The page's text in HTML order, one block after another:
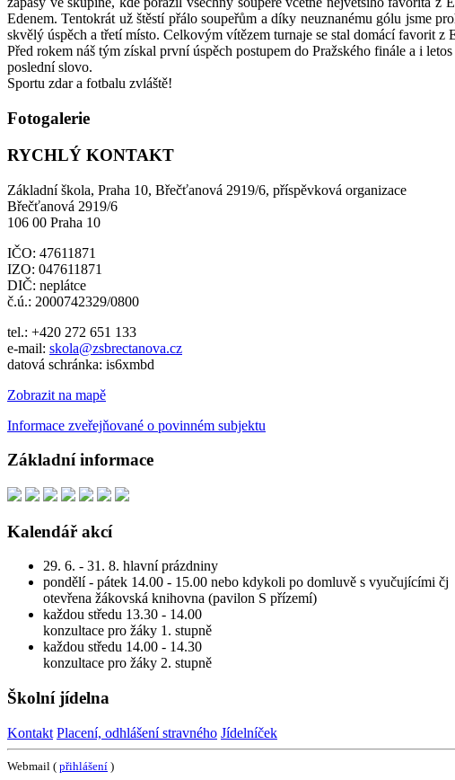
Edenem. Tentokrát už štěstí přálo soupeřům a díky neuznanému gólu jsme
skvělý úspěch a třetí místo. Celkovým vítězem turnaje se stal domácí favorit z
Před rokem náš tým získal první úspěch postupem do Pražského finále a i
poslední slovo.
Sportu zdar a fotbalu zvláště!
Fotogalerie
RYCHLÝ KONTAKT
Základní škola, Praha 10, Břečťanová 2919/6, příspěvková organizace
Břečťanová 2919/6
106 00 Praha 10
IČO: 47611871
IZO: 047611871
DIČ: neplátce
č.ú.: 2000742329/0800
tel.: +420 272 651 133
e-mail: skola@zsbrectanova.cz
datová schránka: is6xmbd
Zobrazit na mapě
Informace zveřejňované o povinném subjektu
Základní informace
Kalendář akcí
29. 6. - 31. 8. hlavní prázdniny
pondělí - pátek 14.00 - 15.00 nebo kdykoli po domluvě s vyučujícími čj
otevřena žákovská knihovna (pavilon S přízemí)
každou středu 13.30 - 14.00
konzultace pro žáky 1. stupně
každou středu 14.00 - 14.30
konzultace pro žáky 2. stupně
Školní jídelna
Kontakt Placení, odhlášení stravného Jídelníček
Webmail ( přihlášení )